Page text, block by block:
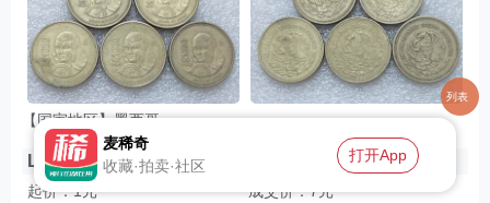
列表
【国家地区】墨西哥
Lot.58 墨西哥20分硬币 10枚 原光品
起价：1元
成交价：7元
麦稀奇
收藏·拍卖·社区
打开App